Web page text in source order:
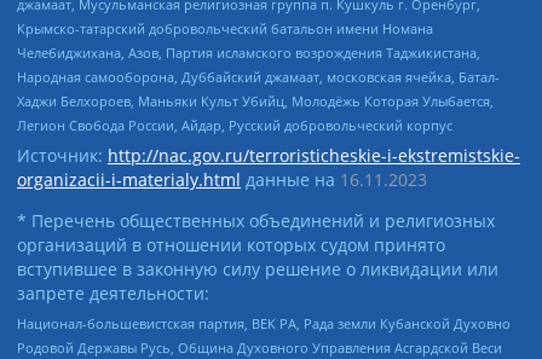
джамаат, Мусульманская религиозная группа п. Кушкуль г. Оренбург,
Крымско-татарский добровольческий батальон имени Номана
Челебиджихана, Азов, Партия исламского возрождения Таджикистана,
Народная самооборона, Дуббайский джамаат, московская ячейка, Батал-
Хаджи Белхороев, Маньяки Культ Убийц, Молодёжь Которая Улыбается,
Легион Свобода России, Айдар, Русский добровольческий корпус
Источник: http://nac.gov.ru/terroristicheskie-i-ekstremistskie-
organizacii-i-materialy.html данные на 16.11.2023
* Перечень общественных объединений и религиозных
организаций в отношении которых судом принято
вступившее в законную силу решение о ликвидации или
запрете деятельности:
Национал-большевистская партия, ВЕК РА, Рада земли Кубанской Духовно
Родовой Державы Русь, Община Духовного Управления Асгардской Веси